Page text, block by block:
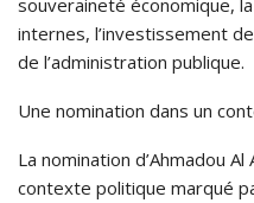
souveraineté économique,
internes, l’investissement
de l’administration publique.
Une nomination dans un
La nomination d’Ahmadou
contexte politique marqué